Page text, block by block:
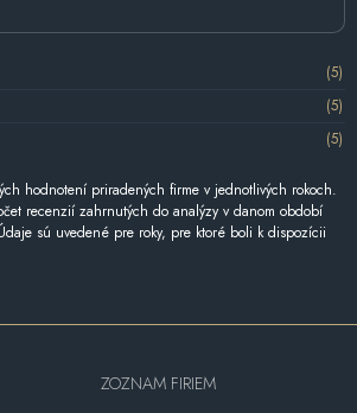
(5)
(5)
(5)
hodnotení priradených firme v jednotlivých rokoch.
recenzií zahrnutých do analýzy v danom období
sú uvedené pre roky, pre ktoré boli k dispozícii
ZOZNAM FIRIEM